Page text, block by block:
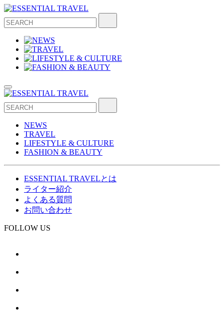
NEWS
TRAVEL
LIFESTYLE & CULTURE
FASHION & BEAUTY
ESSENTIAL TRAVELとは
ライター紹介
よくある質問
お問い合わせ
FOLLOW US